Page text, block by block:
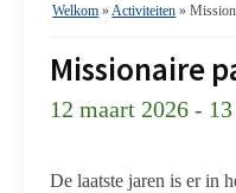
Welkom »Activiteiten »
Missionaire
12 maart 2026 -
De laatste jaren is er in